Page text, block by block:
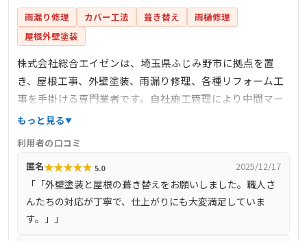
雨漏り修理 カバー工法 葺き替え
雨樋修理
屋根外壁塗装
株式会社総合エイゼンは、埼玉県ふじみ野市に拠点を置
き、屋根工事、外壁塗装、雨漏り修理、各種リフォーム工
事を手掛ける専門業者です。自社施工管理により中間マー
ジンを排除し、高品質な施工を適正価格で提供していま
ては、最新の高耐久材料と技術を駆使し、長持ちする住ま
いづくりをサポートします。お客様第一主義を掲げ、どん
な小さな工事でも喜んで対応し、見積もりや現地調査は無
料で実施。工事前の近隣挨拶や工事後のアフターサービス
も万全で、最長10年の保証を提供しています。
もっと見る
利用者の口コミ
匿名★★★★★ 5.0 2025/12/17
「「外壁塗装と屋根の葺き替えをお願いしました。職人さ
んたちの対応が丁寧で、仕上がりにも大変満足していま
す。」」